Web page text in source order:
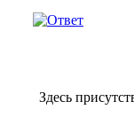
Здесь